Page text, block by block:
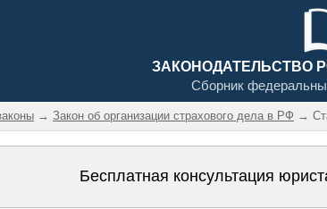
ЗАКОНОДАТЕЛЬСТВО
Сборник
→ Закон об организации страхового дела в РФ →
Бесплатная консультация